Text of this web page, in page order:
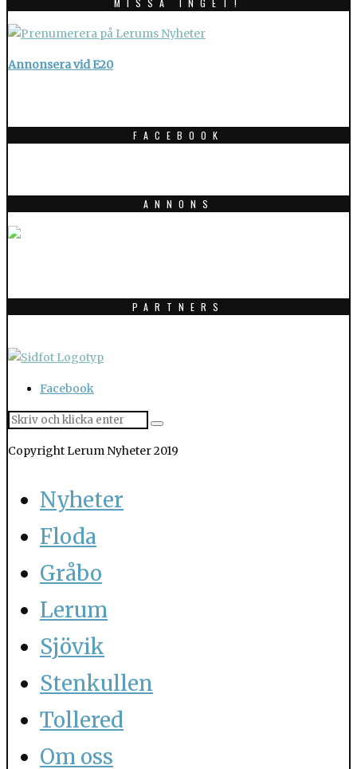
MISSA INGET!
Annonsera vid E20
FACEBOOK
ANNONS
PARTNERS
Facebook
Copyright Lerum Nyheter 2019
Nyheter
Floda
Gråbo
Lerum
Sjövik
Stenkullen
Tollered
Om oss